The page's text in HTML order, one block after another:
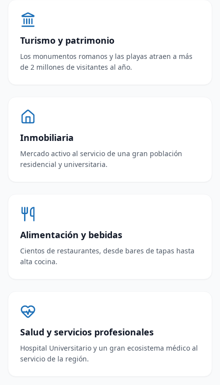
Turismo y patrimonio
Los monumentos romanos y las playas atraen a más
de 2 millones de visitantes al año.
Inmobiliaria
Mercado activo al servicio de una gran población
residencial y universitaria.
Alimentación y bebidas
Cientos de restaurantes, desde bares de tapas hasta
alta cocina.
Salud y servicios profesionales
Hospital Universitario y un gran ecosistema médico al
servicio de la región.